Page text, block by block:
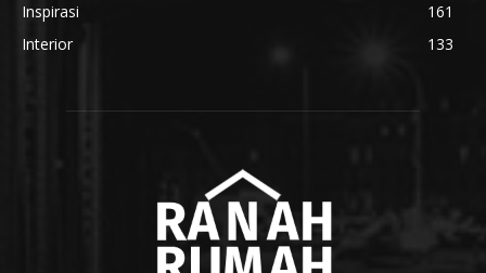
Inspirasi
161
Interior
133